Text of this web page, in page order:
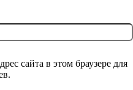
сайта в этом браузере для